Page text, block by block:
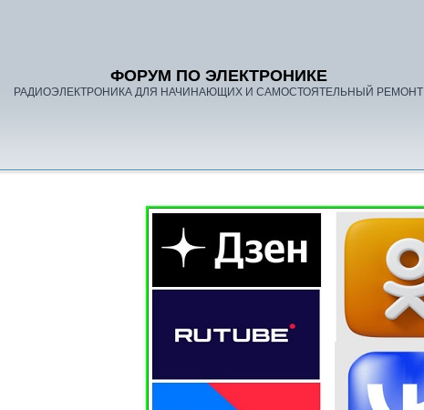
ФОРУМ ПО ЭЛЕКТРОНИКЕ
РАДИОЭЛЕКТРОНИКА ДЛЯ НАЧИНАЮЩИХ И САМОСТОЯТЕЛЬНЫЙ РЕМОНТ